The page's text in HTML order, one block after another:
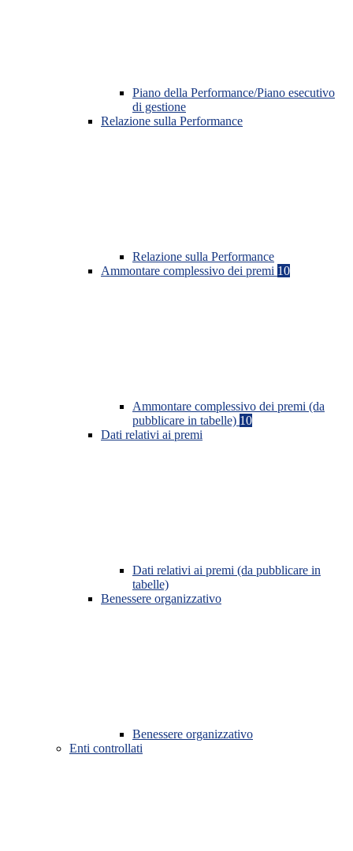
Piano della Performance/Piano esecutivo
di gestione
Relazione sulla Performance
Relazione sulla Performance
Ammontare complessivo dei premi 10
Ammontare complessivo dei premi (da
pubblicare in tabelle) 10
Dati relativi ai premi
Dati relativi ai premi (da pubblicare in
tabelle)
Benessere organizzativo
Benessere organizzativo
Enti controllati